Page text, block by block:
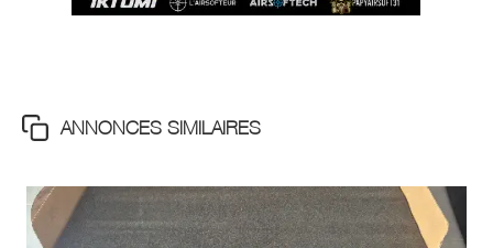
ANNONCES SIMILAIRES